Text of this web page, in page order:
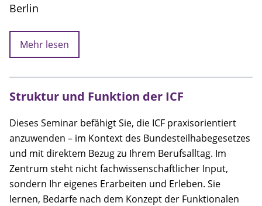
Berlin
Mehr lesen
Struktur und Funktion der ICF
Dieses Seminar befähigt Sie, die ICF praxisorientiert
anzuwenden – im Kontext des Bundesteilhabegesetzes
und mit direktem Bezug zu Ihrem Berufsalltag. Im
Zentrum steht nicht fachwissenschaftlicher Input,
sondern Ihr eigenes Erarbeiten und Erleben. Sie
lernen, Bedarfe nach dem Konzept der Funktionalen